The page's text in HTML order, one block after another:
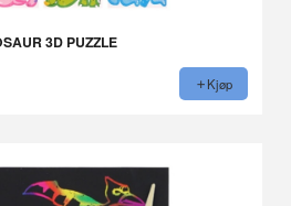
3D PUZZLE
Kjøp